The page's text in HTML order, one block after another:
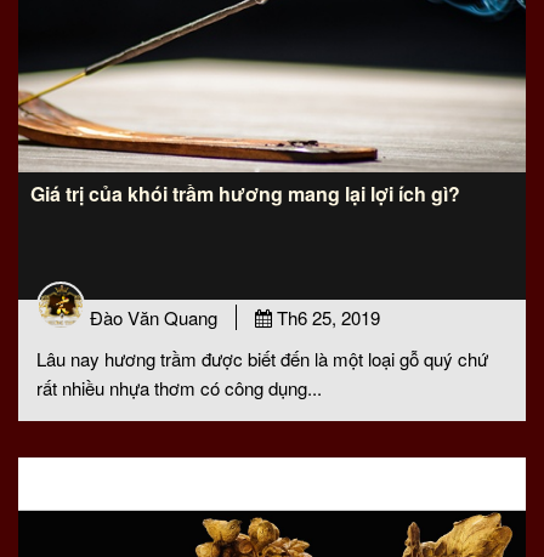
Giá trị của khói trầm hương mang lại lợi ích gì?
Đào Văn Quang
Th6 25, 2019
Lâu nay hương trầm được biết đến là một loại gỗ quý chứ
rất nhiều nhựa thơm có công dụng...